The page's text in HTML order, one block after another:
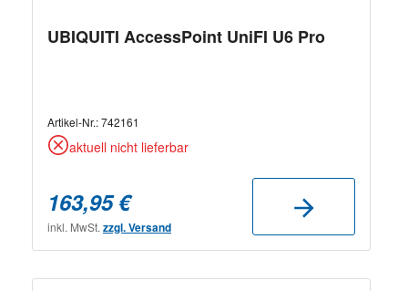
UBIQUITI AccessPoint UniFI U6 Pro
Artikel-Nr.:742161
aktuell nicht lieferbar
163,95 €
inkl. MwSt. zzgl. Versand